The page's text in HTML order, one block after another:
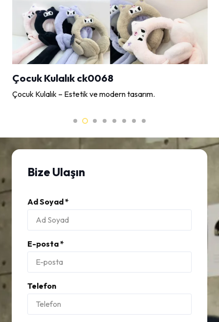
Çocuk Kulalık ck0068
Çocuk Kulalık – Estetik ve modern tasarım.
Bize Ulaşın
Ad Soyad *
E-posta *
Telefon